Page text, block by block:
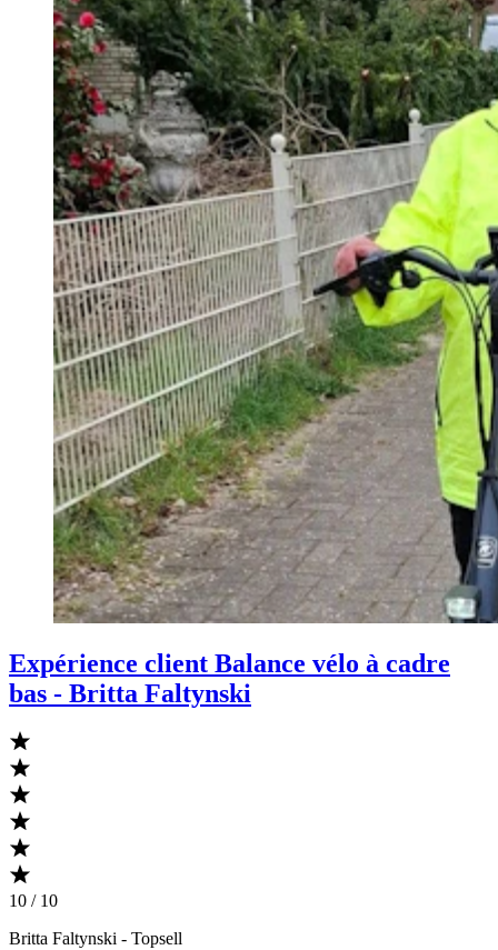
Expérience client Balance vélo à cadre
bas - Britta Faltynski
10 / 10
Britta Faltynski - Topsell